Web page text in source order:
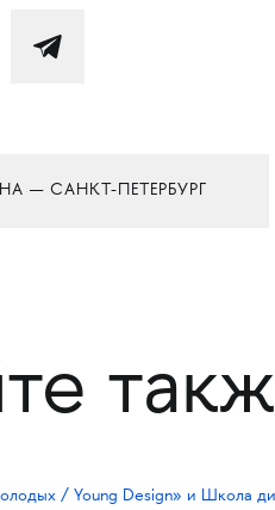
— САНКТ-ПЕТЕРБУРГ